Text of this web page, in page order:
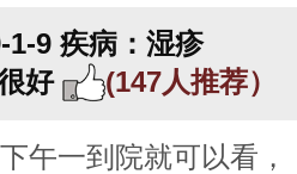
1-9 疾病：湿疹
好 (147人推荐）
午一到院就可以看，